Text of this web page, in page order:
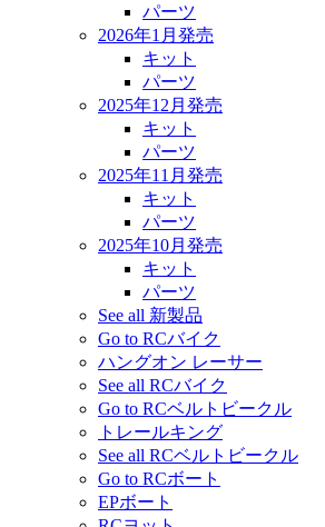
パーツ
2026年1月発売
キット
パーツ
2025年12月発売
キット
パーツ
2025年11月発売
キット
パーツ
2025年10月発売
キット
パーツ
See all 新製品
Go to RCバイク
ハングオン レーサー
See all RCバイク
Go to RCベルトビークル
トレールキング
See all RCベルトビークル
Go to RCボート
EPボート